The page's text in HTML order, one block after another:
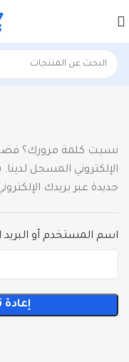
نسيت كلمة مرورك؟
الإلكتروني المسجل
جديدة عبر بريدك
اسم المستخدم أو البريد